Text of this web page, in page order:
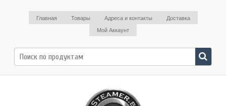
Главная Товары Адреса и контакты
Доставка
Мой Аккаунт
Поиск
по: